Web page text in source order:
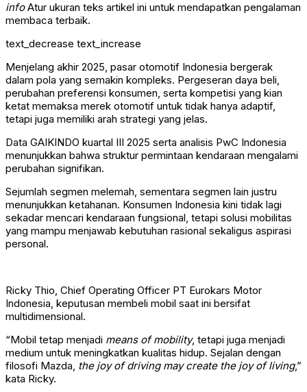
infoAtur ukuran teks artikel ini untuk mendapatkan pengalaman
membaca terbaik.
text_decrease text_increase
Menjelang akhir 2025, pasar otomotif Indonesia bergerak
dalam pola yang semakin kompleks. Pergeseran daya beli,
perubahan preferensi konsumen, serta kompetisi yang kian
ketat memaksa merek otomotif untuk tidak hanya adaptif,
tetapi juga memiliki arah strategi yang jelas.
Data GAIKINDO kuartal III 2025 serta analisis PwC Indonesia
menunjukkan bahwa struktur permintaan kendaraan mengalami
perubahan signifikan.
Sejumlah segmen melemah, sementara segmen lain justru
menunjukkan ketahanan. Konsumen Indonesia kini tidak lagi
sekadar mencari kendaraan fungsional, tetapi solusi mobilitas
yang mampu menjawab kebutuhan rasional sekaligus aspirasi
personal.
Ricky Thio, Chief Operating Officer PT Eurokars Motor
Indonesia, keputusan membeli mobil saat ini bersifat
multidimensional.
“Mobil tetap menjadi means of mobility, tetapi juga menjadi
medium untuk meningkatkan kualitas hidup. Sejalan dengan
filosofi Mazda, the joy of driving may create the joy of living,”
kata Ricky.